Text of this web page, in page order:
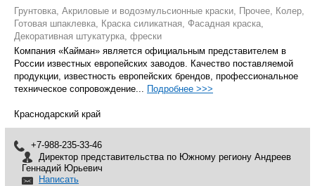
Грунтовка, Акриловые и водоэмульсионные краски, Прочее, Колер,
Готовая шпаклевка, Краска силикатная, Фасадная краска,
Декоративная штукатурка, фрески
Компания «Кайман» является официальным представителем в
России известных европейских заводов. Качество поставляемой
продукции, известность европейских брендов, профессиональное
техническое сопровождение... Подробнее >>>
Краснодарский край
+7-988-235-33-46
Директор представительства по Южному региону Андреев
Геннадий Юрьевич
Написать